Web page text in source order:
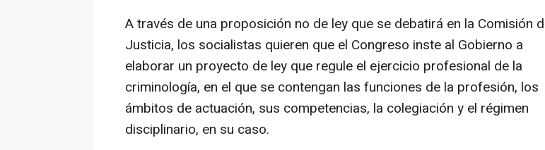
A través de una proposición no de ley que se debatirá en la Comisión
Justicia, los socialistas quieren que el Congreso inste al Gobierno a
elaborar un proyecto de ley que regule el ejercicio profesional de la
criminología, en el que se contengan las funciones de la profesión, los
ámbitos de actuación, sus competencias, la colegiación y el régimen
disciplinario, en su caso.